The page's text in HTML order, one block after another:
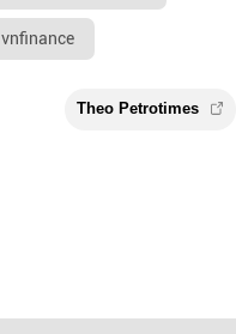
vnfinance